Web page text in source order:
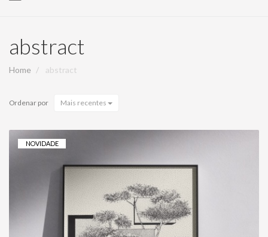
abstract
Home abstract
Ordenar por Mais recentes
NOVIDADE